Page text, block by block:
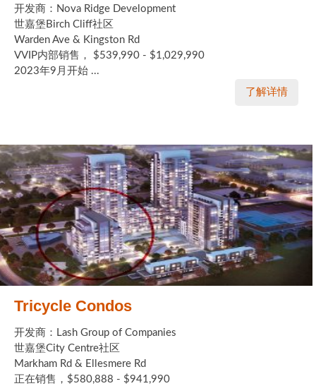
开发商：Nova Ridge Development
世嘉堡Birch Cliff社区
Warden Ave & Kingston Rd
VVIP内部销售， $539,990 - $1,029,990
2023年9月开始 ...
了解详情
Tricycle Condos
开发商：Lash Group of Companies
世嘉堡City Centre社区
Markham Rd & Ellesmere Rd
正在销售，$580,888 - $941,990